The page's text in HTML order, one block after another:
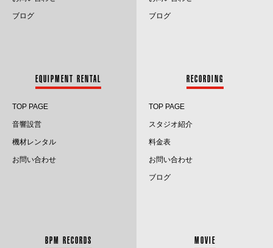
2022.12
2022.10
2022.9
ブログ ブログ
EQUIPMENT RENTAL
TOP PAGE
音響設営
機材レンタル
お問い合わせ
RECORDING
TOP PAGE
スタジオ紹介
料金表
お問い合わせ
ブログ
BPM RECORDS MOVIE